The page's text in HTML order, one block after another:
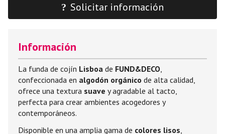
Solicitar información
Información
La funda de cojín Lisboa de FUND&DECO,
confeccionada en algodón orgánico de alta calidad,
ofrece una textura suave y agradable al tacto,
perfecta para crear ambientes acogedores y
contemporáneos.
Disponible en una amplia gama de colores lisos,